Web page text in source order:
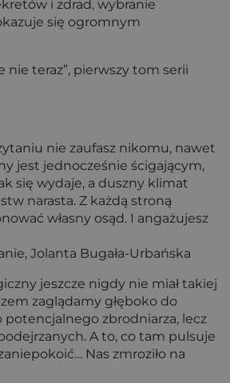
i zdrad, wybranie
się ogromnym
nie teraz”, pierwszy tom serii
nie zaufasz nikomu, nawet
jest jednocześnie ścigającym,
się wydaje, a duszny klimat
narasta. Z każdą stroną
własny osąd. I angażujesz
Jolanta Bugała-Urbańska
jeszcze nigdy nie miał takiej
zaglądamy głęboko do
potencjalnego zbrodniarza, lecz
A to, co tam pulsuje
Nas zmroziło na